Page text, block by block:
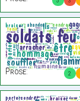
2
Prose: